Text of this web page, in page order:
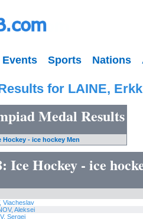
Events Sports Nations
for LAINE,
Medal Results
Hockey - ice hockey Men
Ice Hockey - ice
Viacheslav
Aleksei
Sergei